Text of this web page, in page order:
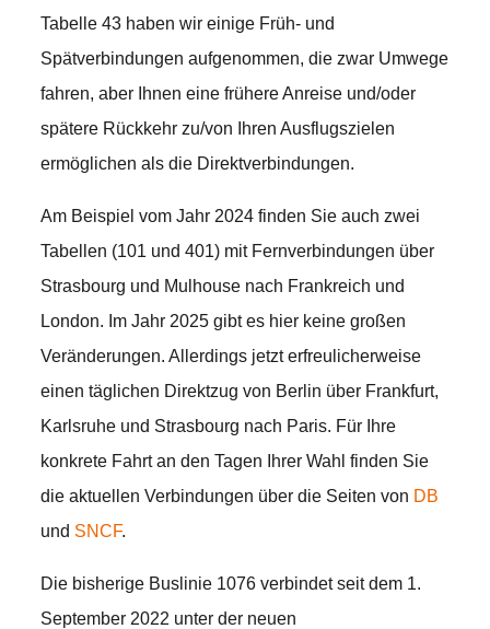
Tabelle 43 haben wir einige Früh- und
Spätverbindungen aufgenommen, die zwar Umwege
fahren, aber Ihnen eine frühere Anreise und/oder
spätere Rückkehr zu/von Ihren Ausflugszielen
ermöglichen als die Direktverbindungen.
Am Beispiel vom Jahr 2024 finden Sie auch zwei
Tabellen (101 und 401) mit Fernverbindungen über
Strasbourg und Mulhouse nach Frankreich und
London. Im Jahr 2025 gibt es hier keine großen
Veränderungen. Allerdings jetzt erfreulicherweise
einen täglichen Direktzug von Berlin über Frankfurt,
Karlsruhe und Strasbourg nach Paris. Für Ihre
konkrete Fahrt an den Tagen Ihrer Wahl finden Sie
die aktuellen Verbindungen über die Seiten von DB
und SNCF.
Die bisherige Buslinie 1076 verbindet seit dem 1.
September 2022 unter der neuen